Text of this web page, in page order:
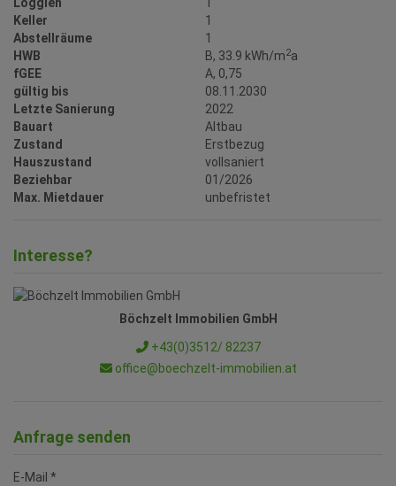
Loggien
1
Keller
1
Abstellräume
1
HWB
B, 33.9 kWh/m2a
fGEE
A, 0,75
gültig bis
08.11.2030
Letzte Sanierung
2022
Bauart
Altbau
Zustand
Erstbezug
Hauszustand
vollsaniert
Beziehbar
01/2026
Max. Mietdauer
unbefristet
Interesse?
Böchzelt Immobilien GmbH
+43(0)3512/ 82237
office@boechzelt-immobilien.at
Anfrage senden
E-Mail